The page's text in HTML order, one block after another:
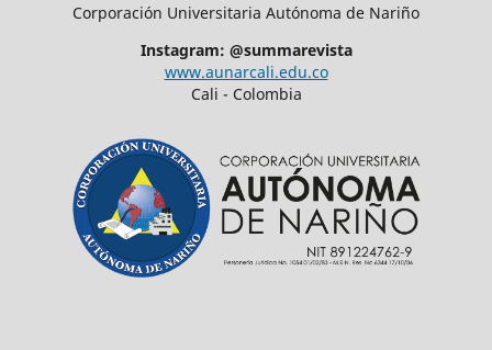
Corporación Universitaria Autónoma de Nariño
Instagram: @summarevista
www.aunarcali.edu.co
Cali - Colombia